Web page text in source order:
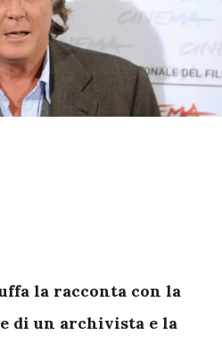
la racconta con la
di un archivista e la